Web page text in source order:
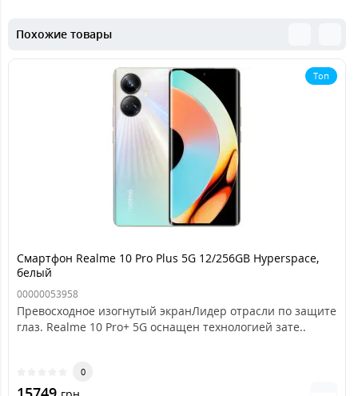
Похожие товары
Топ
Смартфон Realme 10 Pro Plus 5G 12/256GB Hyperspace,
белый
00000053958
Превосходное изогнутый экранЛидер отрасли по защите
глаз. Realme 10 Pro+ 5G оснащен технологией зате..
0